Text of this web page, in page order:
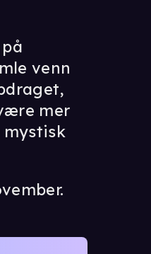
venn
mer
mystisk